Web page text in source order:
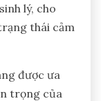
lý, cho
thái cảm
được ưa
trọng của